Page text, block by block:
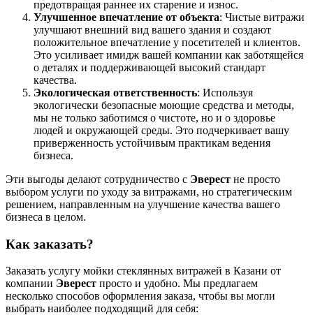
предотвращая раннее их старение и износ.
Улучшенное впечатление от объекта: Чистые витражи
улучшают внешний вид вашего здания и создают
положительное впечатление у посетителей и клиентов.
Это усиливает имидж вашей компании как заботящейся
о деталях и поддерживающей высокий стандарт
качества.
Экологическая ответственность: Используя
экологически безопасные моющие средства и методы,
мы не только заботимся о чистоте, но и о здоровье
людей и окружающей среды. Это подчеркивает вашу
приверженность устойчивым практикам ведения
бизнеса.
Эти выгоды делают сотрудничество с Эверест не просто
выбором услуги по уходу за витражами, но стратегическим
решением, направленным на улучшение качества вашего
бизнеса в целом.
Как заказать?
Заказать услугу мойки стеклянных витражей в Казани от
компании Эверест просто и удобно. Мы предлагаем
несколько способов оформления заказа, чтобы вы могли
выбрать наиболее подходящий для себя: